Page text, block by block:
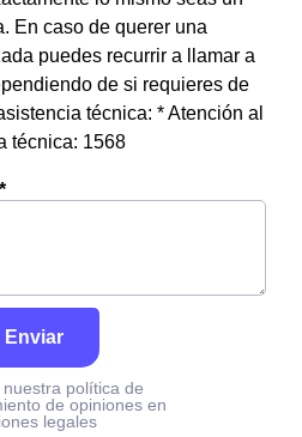
En caso de querer una
puedes recurrir a llamar a
de si requieres de
técnica: * Atención al
técnica: 1568
Enviar
política de
de opiniones en
legales